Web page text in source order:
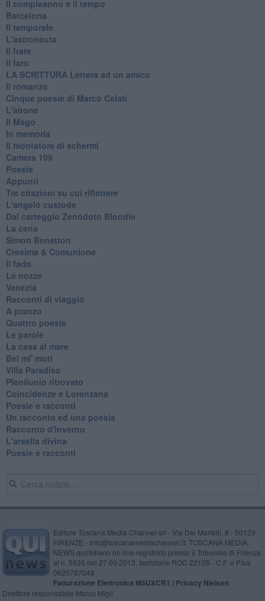
Il compleanno e il tempo
Barcelona
Il temporale
L'astronauta
Il frate
Il faro
​LA SCRITTURA Lettera ad un amico
Il romanzo
Cinque poesie di Marco Celati
L'airone
Il Mago
In memoria
Il montatore di schermi
Camera 109
Poesie
Appunti
Tre citazioni su cui riflettere
L'angelo custode
Dal carteggio Zenodoto Blondie
La cena
Simon Benetton
Cresima & Comunione
Il fado
Le nozze
Venezia
Racconti di viaggio
A pranzo
Quattro poesie
Le parole
La casa al mare
Bel mi' morì
Villa Paradiso
Plenilunio ritrovato
Coincidenze e Lorenzana
Poesie e racconti
Un racconto ed una poesia
Racconto d'inverno
​L'arsella divina
Poesie e racconti
Editore Toscana Media Channel srl - Via Dei Martelli, 8 - 50129
FIRENZE - info@toscanamediachannel.it. TOSCANA MEDIA
NEWS quotidiano on line registrato presso il Tribunale di Firenze
al n. 5935 del 27.09.2013. Iscrizione ROC 22105 - C.F. e P.Iva
0620787048
Fatturazione Elettronica M5UXCR1 | Privacy Nielsen
Direttore responsabile Marco Migli